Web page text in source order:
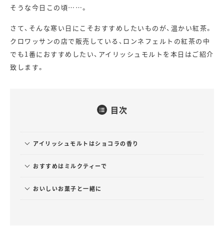
そうな今日この頃……。
さて、そんな寒い日にこそおすすめしたいものが、温かい紅茶。
クロワッサンの店で販売している、ロンネフェルトの紅茶の中
でも1番におすすめしたい、アイリッシュモルトを本日はご紹介
致します。
目次
アイリッシュモルトはショコラの香り
おすすめはミルクティーで
おいしいお菓子と一緒に